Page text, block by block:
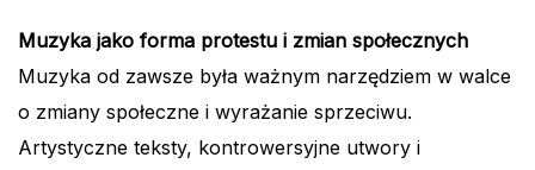
Muzyka jako forma protestu i zmian społecznych
Muzyka od zawsze była ważnym narzędziem w walce
o zmiany społeczne i wyrażanie sprzeciwu.
Artystyczne teksty, kontrowersyjne utwory i